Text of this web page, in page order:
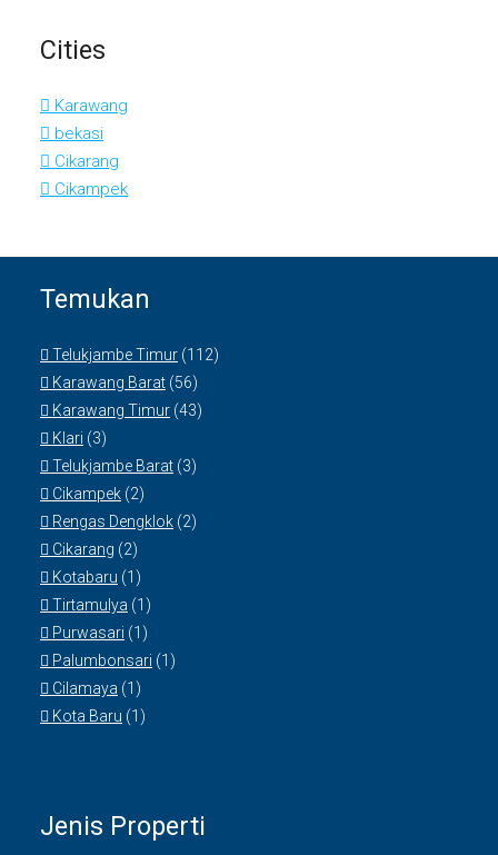
Cities
Karawang
bekasi
Cikarang
Cikampek
Temukan
Telukjambe Timur (112)
Karawang Barat (56)
Karawang Timur (43)
Klari (3)
Telukjambe Barat (3)
Cikampek (2)
Rengas Dengklok (2)
Cikarang (2)
Kotabaru (1)
Tirtamulya (1)
Purwasari (1)
Palumbonsari (1)
Cilamaya (1)
Kota Baru (1)
Jenis Properti